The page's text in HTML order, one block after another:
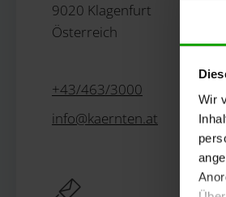
Wir
9020 Klagenfurt
Österreich
+43/463/3000
info@kaernten at